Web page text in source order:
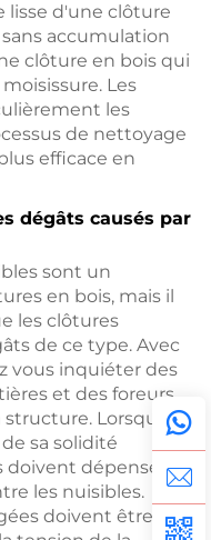
lisse d'une clôture
accumulation
clôture en bois qui
Les
les
de nettoyage
efficace en
dégâts causés par
sont un
en bois, mais il
les clôtures
de ce type. Avec
vous inquiéter des
et des foreurs
Lorsque
sa solidité
dépenser
les nuisibles.
doivent être